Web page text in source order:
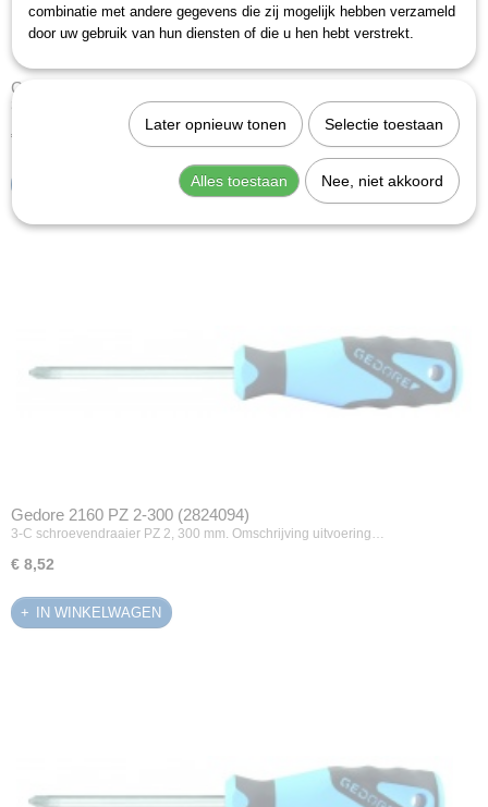
Gedore 2160 PZ 2 (6684190)
3-C schroevendraaier PZ 2. Omschrijving uitvoering volgens…
€ 7,33
Gedore 2160 PZ 2-300 (2824094)
3-C schroevendraaier PZ 2, 300 mm. Omschrijving uitvoering…
€ 8,52
IN WINKELWAGEN
combinatie met andere gegevens die zij mogelijk hebben verzameld
door uw gebruik van hun diensten of die u hen hebt verstrekt.
Later opnieuw tonen Selectie toestaan
Alles toestaan Nee, niet akkoord